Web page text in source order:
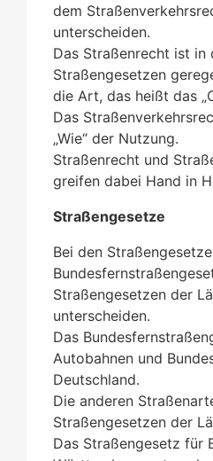
dem
unterscheiden.
Das Straßenrecht ist in
Straßengesetzen
die Art, das heißt das
Das
„Wie“ der Nutzung.
Straßenrecht und
greifen dabei Hand in
Straßengesetze
Bei den
Straßengesetzen der
unterscheiden.
Das
Autobahnen und
Deutschland.
Die anderen
Straßengesetzen der
Das Straßengesetz für